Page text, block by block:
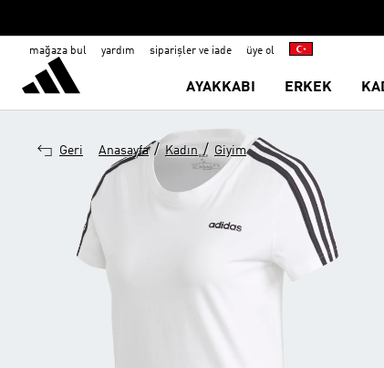
mağaza bul yardım siparişler ve iade üye ol
AYAKKABI ERKEK
Geri Anasayfa / Kadın / Giyim